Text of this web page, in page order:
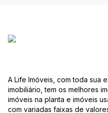
A Life Imóveis, com toda sua
imobiliário, tem os melhores
imóveis na planta e imóveis
com variadas faixas de